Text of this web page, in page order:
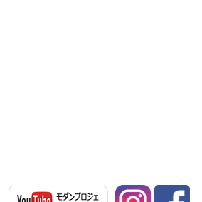
ェへ！！ | 不動産投資、不動産経営のことならモダ